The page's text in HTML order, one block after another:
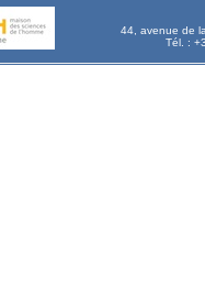
44, avenue de
Tél. :